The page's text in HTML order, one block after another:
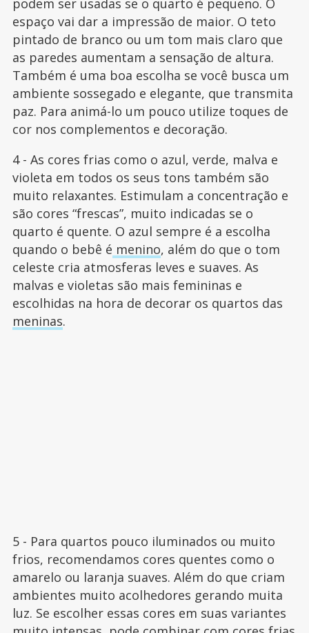
espaço vai dar a impressão de maior. O teto
pintado de branco ou um tom mais claro que
as paredes aumentam a sensação de altura.
Também é uma boa escolha se você busca um
ambiente sossegado e elegante, que transmita
paz. Para animá-lo um pouco utilize toques de
cor nos complementos e decoração.
4 - As cores frias como o azul, verde, malva e
violeta em todos os seus tons também são
muito relaxantes. Estimulam a concentração e
são cores “frescas”, muito indicadas se o
quarto é quente. O azul sempre é a escolha
quando o bebê é menino, além do que o tom
celeste cria atmosferas leves e suaves. As
malvas e violetas são mais femininas e
escolhidas na hora de decorar os quartos das
meninas.
5 - Para quartos pouco iluminados ou muito
frios, recomendamos cores quentes como o
amarelo ou laranja suaves. Além do que criam
ambientes muito acolhedores gerando muita
luz. Se escolher essas cores em suas variantes